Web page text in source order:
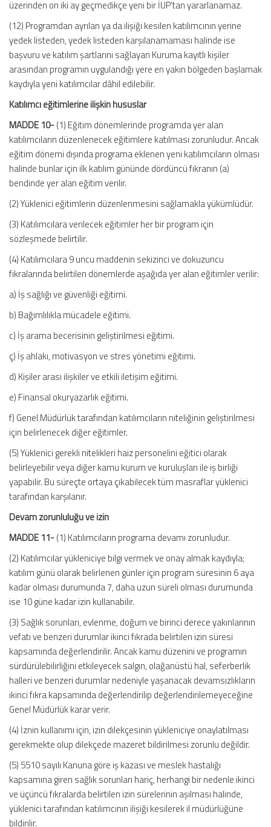
üzerinden on iki ay geçmedikçe yeni bir İUP’tan yararlanamaz.
(12) Programdan ayrılan ya da ilişiği kesilen katılımcının yerine
yedek listeden, yedek listeden karşılanamaması halinde ise
başvuru ve katılım şartlarını sağlayan Kuruma kayıtlı kişiler
arasından programın uygulandığı yere en yakın bölgeden başlamak
kaydıyla yeni katılımcılar dâhil edilebilir.
Katılımcı eğitimlerine ilişkin hususlar
MADDE 10-(1) Eğitim dönemlerinde programda yer alan
katılımcıların düzenlenecek eğitimlere katılması zorunludur. Ancak
eğitim dönemi dışında programa eklenen yeni katılımcıların olması
halinde bunlar için ilk katılım gününde dördüncü fıkranın (a)
bendinde yer alan eğitim verilir.
(2) Yüklenici eğitimlerin düzenlenmesini sağlamakla yükümlüdür.
(3) Katılımcılara verilecek eğitimler her bir program için
sözleşmede belirtilir.
(4) Katılımcılara 9 uncu maddenin sekizinci ve dokuzuncu
fıkralarında belirtilen dönemlerde aşağıda yer alan eğitimler verilir:
a) İş sağlığı ve güvenliği eğitimi.
b) Bağımlılıkla mücadele eğitimi.
c) İş arama becerisinin geliştirilmesi eğitimi.
ç) İş ahlakı, motivasyon ve stres yönetimi eğitimi.
d) Kişiler arası ilişkiler ve etkili iletişim eğitimi.
e) Finansal okuryazarlık eğitimi.
f) Genel Müdürlük tarafından katılımcıların niteliğinin geliştirilmesi
için belirlenecek diğer eğitimler.
(5) Yüklenici gerekli nitelikleri haiz personelini eğitici olarak
belirleyebilir veya diğer kamu kurum ve kuruluşları ile iş birliği
yapabilir. Bu süreçte ortaya çıkabilecek tüm masraflar yüklenici
tarafından karşılanır.
Devam zorunluluğu ve izin
MADDE 11-(1) Katılımcıların programa devamı zorunludur.
(2) Katılımcılar yükleniciye bilgi vermek ve onay almak kaydıyla;
katılım günü olarak belirlenen günler için program süresinin 6 aya
kadar olması durumunda 7, daha uzun süreli olması durumunda
ise 10 güne kadar izin kullanabilir.
(3) Sağlık sorunları, evlenme, doğum ve birinci derece yakınlarının
vefatı ve benzeri durumlar ikinci fıkrada belirtilen izin süresi
kapsamında değerlendirilir. Ancak kamu düzenini ve programın
sürdürülebilirliğini etkileyecek salgın, olağanüstü hal, seferberlik
halleri ve benzeri durumlar nedeniyle yaşanacak devamsızlıkların
ikinci fıkra kapsamında değerlendirilip değerlendirilemeyeceğine
Genel Müdürlük karar verir.
(4) İznin kullanımı için, izin dilekçesinin yükleniciye onaylatılması
gerekmekte olup dilekçede mazeret bildirilmesi zorunlu değildir.
(5) 5510 sayılı Kanuna göre iş kazası ve meslek hastalığı
kapsamına giren sağlık sorunları hariç, herhangi bir nedenle ikinci
ve üçüncü fıkralarda belirtilen izin sürelerinin aşılması halinde,
yüklenici tarafından katılımcının ilişiği kesilerek il müdürlüğüne
bildirilir.